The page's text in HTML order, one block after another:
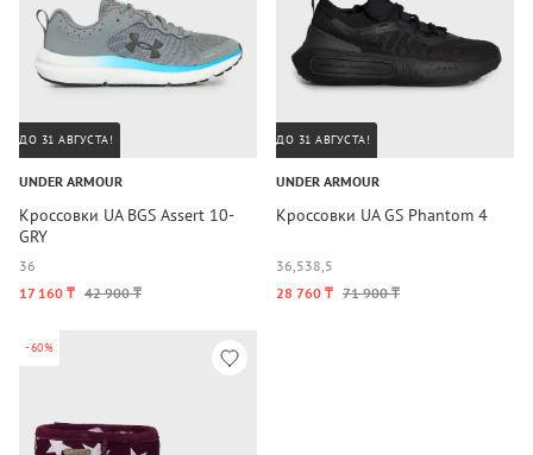
ДО 31 АВГУСТА!
UNDER ARMOUR
Кроссовки UA BGS Assert 10-
GRY
36
17 160 ₸ 42 900 ₸
ДО 31 АВГУСТА!
UNDER ARMOUR
Кроссовки UA GS Phantom 4
36,538,5
28 760 ₸ 71 900 ₸
-60%